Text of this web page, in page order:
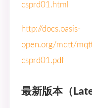
csprd01.html
http://docs.oasis-
open.org/mqtt/
csprd01.pdf
最新版本（